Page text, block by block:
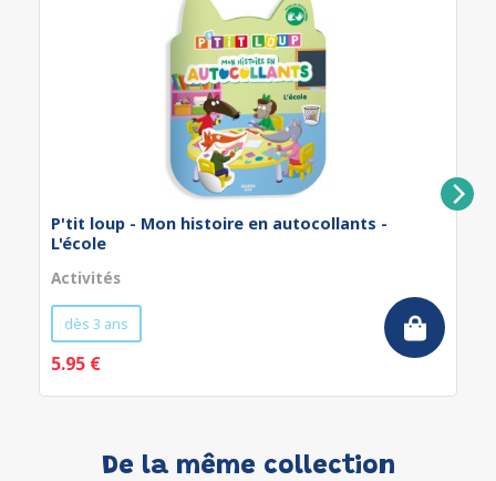
P'tit loup - Mon histoire en autocollants -
L'école
Activités
dès 3 ans
5.95 €
De la même collection